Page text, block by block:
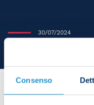
Consenso
30/07/2024